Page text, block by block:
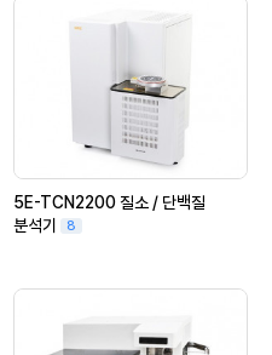
5E-TCN2200 질소 / 단백질
분석기
8